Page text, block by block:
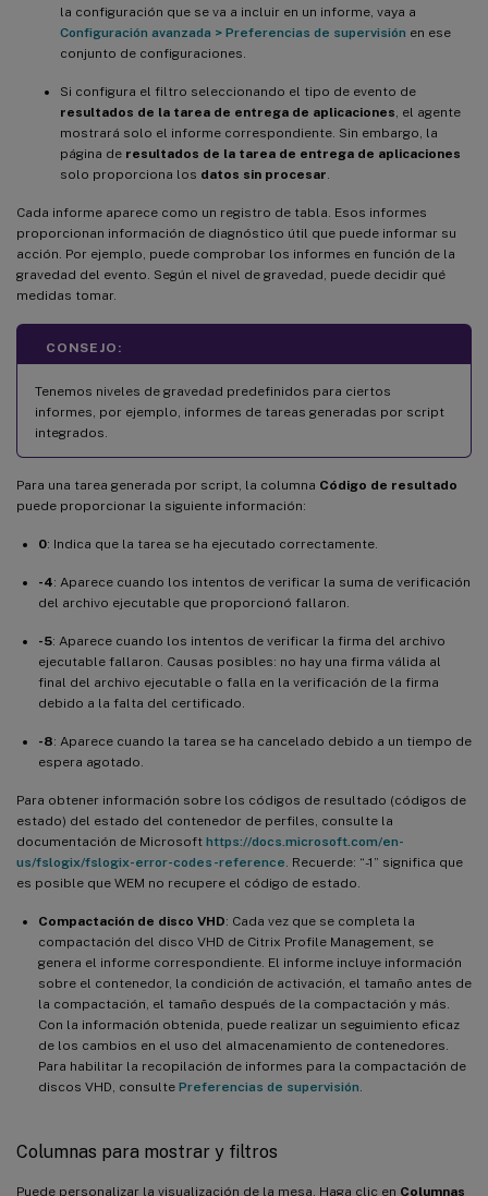
la configuración que se va a incluir en un informe, vaya a
Configuración avanzada > Preferencias de supervisión en ese
conjunto de configuraciones.
Si configura el filtro seleccionando el tipo de evento de
resultados de la tarea de entrega de aplicaciones , el agente
mostrará solo el informe correspondiente. Sin embargo, la
página de resultados de la tarea de entrega de aplicaciones
solo proporciona los datos sin procesar
Cada informe aparece como un registro de tabla. Esos informes
proporcionan información de diagnóstico útil que puede informar su
acción. Por ejemplo, puede comprobar los informes en función de la
gravedad del evento. Según el nivel de gravedad, puede decidir qué
medidas tomar.
CONSEJO:
Tenemos niveles de gravedad predefinidos para ciertos
informes, por ejemplo, informes de tareas generadas por script
integrados.
Para una tarea generada por script, la columna Código de resultado
puede proporcionar la siguiente información:
0: Indica que la tarea se ha ejecutado correctamente.
-4: Aparece cuando los intentos de verificar la suma de verificación
del archivo ejecutable que proporcionó fallaron.
-5: Aparece cuando los intentos de verificar la firma del archivo
ejecutable fallaron. Causas posibles: no hay una firma válida al
final del archivo ejecutable o falla en la verificación de la firma
debido a la falta del certificado.
-8: Aparece cuando la tarea se ha cancelado debido a un tiempo de
espera agotado.
Para obtener información sobre los códigos de resultado (códigos de
estado) del estado del contenedor de perfiles, consulte la
documentación de Microsoft https://docs.microsoft.com/en-
us/fslogix/fslogix-error-codes-reference . Recuerde: “-1” significa que
es posible que WEM no recupere el código de estado.
Compactación de disco VHD: Cada vez que se completa la
compactación del disco VHD de Citrix Profile Management, se
genera el informe correspondiente. El informe incluye información
sobre el contenedor, la condición de activación, el tamaño antes de
la compactación, el tamaño después de la compactación y más.
Con la información obtenida, puede realizar un seguimiento eficaz
de los cambios en el uso del almacenamiento de contenedores.
Para habilitar la recopilación de informes para la compactación de
discos VHD, consulte Preferencias de supervisión
Columnas para mostrar y filtros
Puede personalizar la visualización de la mesa. Haga clic en Columnas